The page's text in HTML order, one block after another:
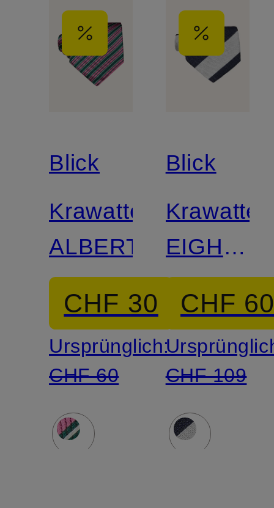
Blick
Krawatte
ALBERT
CHF 30
Ursprünglich:
CHF 60
Blick
Krawatte
EIGHTY
aus
Leinen
CHF
CHF 109